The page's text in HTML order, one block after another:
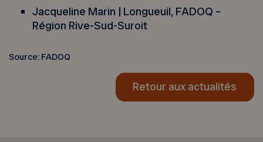
Jacqueline Marin | Longueuil, FADOQ –
Région Rive-Sud-Suroit
Source: FADOQ
Retour aux actualités